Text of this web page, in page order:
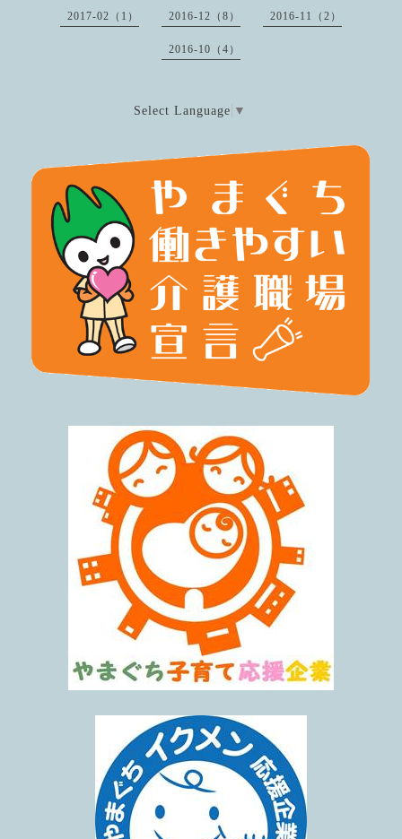
2017-02（1） 2016-12（8） 2016-11（2）
2016-10（4）
Select Language ▼